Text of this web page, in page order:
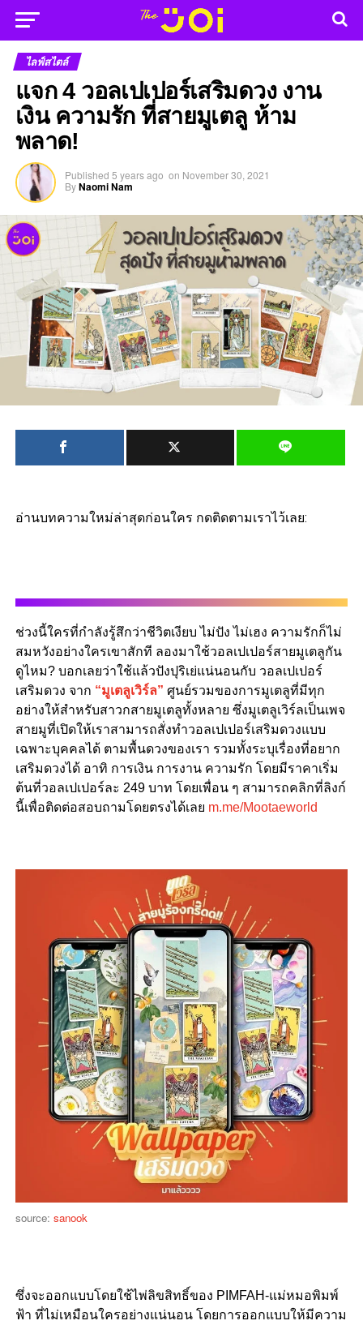
ไลฟ์สไตล์
แจก 4 วอลเปเปอร์เสริมดวง งาน
เงิน ความรัก ที่สายมูเตลู ห้าม
พลาด!
Published 5 years ago on November 30, 2021
ByNaomi Nam
อ่านบทความใหม่ล่าสุดก่อนใคร กดติดตามเราไว้เลย:
ช่วงนี้ใครที่กำลังรู้สึกว่าชีวิตเงียบ ไม่ปัง ไม่เฮง ความรักก็ไม่
สมหวังอย่างใครเขาสักที ลองมาใช้วอลเปเปอร์สายมูเตลูกัน
ดูไหม? บอกเลยว่าใช้แล้วปังปุริเย่แน่นอนกับ วอลเปเปอร์
เสริมดวง จาก “มูเตลูเวิร์ล” ศูนย์รวมของการมูเตลูที่มีทุก
อย่างให้สำหรับสาวกสายมูเตลูทั้งหลาย ซึ่งมูเตลูเวิร์ลเป็นเพจ
สายมูที่เปิดให้เราสามารถสั่งทำวอลเปเปอร์เสริมดวงแบบ
เฉพาะบุคคลได้ ตามพื้นดวงของเรา รวมทั้งระบุเรื่องที่อยาก
เสริมดวงได้ อาทิ การเงิน การงาน ความรัก โดยมีราคาเริ่ม
ต้นที่วอลเปเปอร์ละ 249 บาท โดยเพื่อน ๆ สามารถคลิกที่ลิงก์
นี้เพื่อติดต่อสอบถามโดยตรงได้เลย m.me/Mootaeworld
source: sanook
ซึ่งจะออกแบบโดยใช้ไพ่ลิขสิทธิ์ของ PIMFAH-แม่หมอพิมพ์
ฟ้า ที่ไม่เหมือนใครอย่างแน่นอน โดยการออกแบบให้มีความ